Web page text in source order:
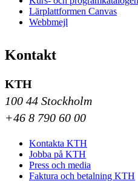
Lärplattformen Canvas
Webbmejl
Kontakt
KTH
100 44 Stockholm
+46 8 790 60 00
Kontakta KTH
Jobba på KTH
Press och media
Faktura och betalning KTH